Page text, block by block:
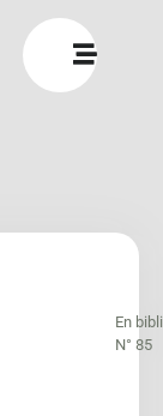
En
N° 85